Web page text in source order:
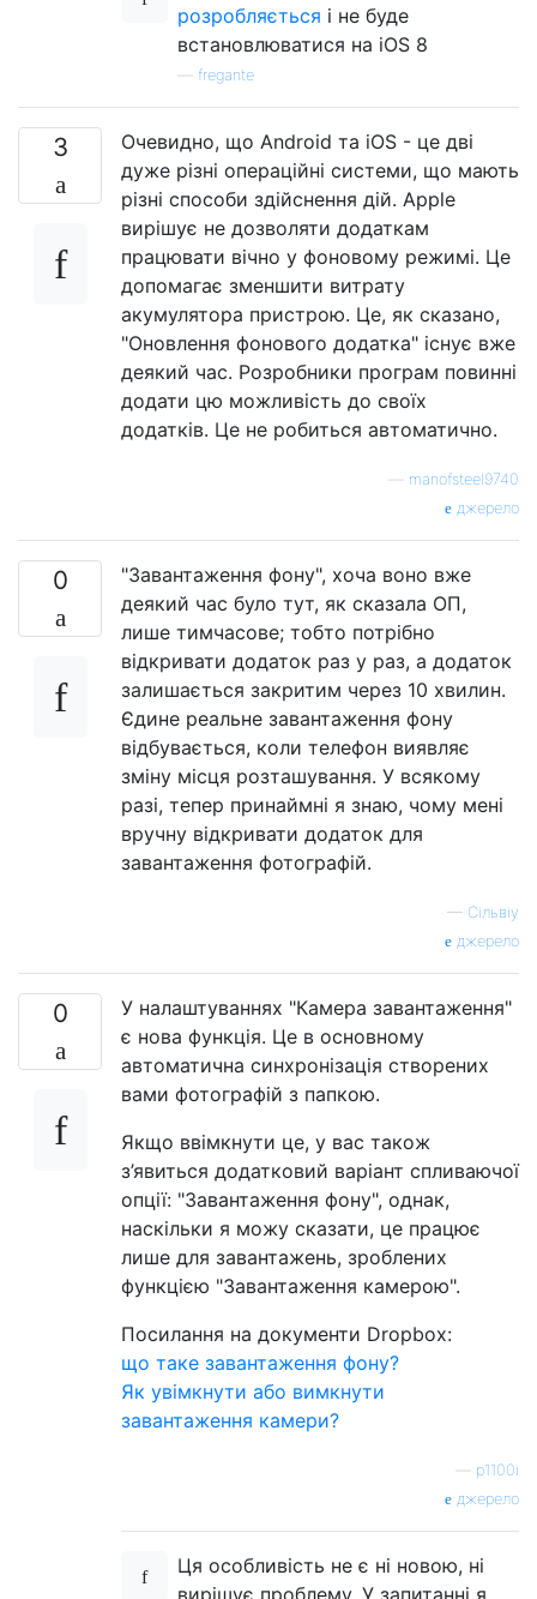
розробляється і не буде
встановлюватися на iOS 8
fregante
3
Очевидно, що Android та iOS - це дві
дуже різні операційні системи, що мають
різні способи здійснення дій. Apple
вирішує не дозволяти додаткам
працювати вічно у фоновому режимі. Це
допомагає зменшити витрату
акумулятора пристрою. Це, як сказано,
"Оновлення фонового додатка" існує вже
деякий час. Розробники програм повинні
додати цю можливість до своїх
додатків. Це не робиться автоматично.
manofsteel9740
джерело
0
"Завантаження фону", хоча воно вже
деякий час було тут, як сказала ОП,
лише тимчасове; тобто потрібно
відкривати додаток раз у раз, а додаток
залишається закритим через 10 хвилин.
Єдине реальне завантаження фону
відбувається, коли телефон виявляє
зміну місця розташування. У всякому
разі, тепер принаймні я знаю, чому мені
вручну відкривати додаток для
завантаження фотографій.
— Сільвіу
джерело
0
У налаштуваннях "Камера завантаження"
є нова функція. Це в основному
автоматична синхронізація створених
вами фотографій з папкою.
Якщо ввімкнути це, у вас також
з’явиться додатковий варіант спливаючої
опції: "Завантаження фону", однак,
наскільки я можу сказати, це працює
лише для завантажень, зроблених
функцією "Завантаження камерою".
Посилання на документи Dropbox:
що таке завантаження фону?
Як увімкнути або вимкнути
завантаження камери?
p1100i
джерело
Ця особливість не є ні новою, ні
вирішує проблему. У запитанні я